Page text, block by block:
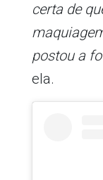
certa de
postou a
ela.